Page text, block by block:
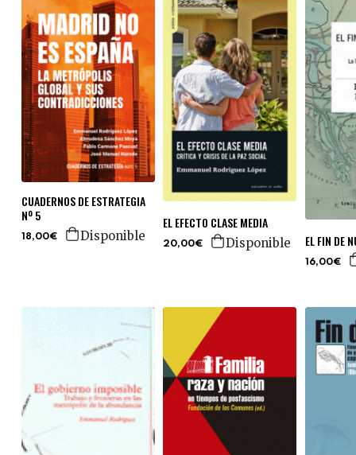
CUADERNOS DE ESTRATEGIA
Nº 5
18,00€ Disponible
EL EFECTO CLASE MEDIA
20,00€ Disponible EL FIN DE
16,00€